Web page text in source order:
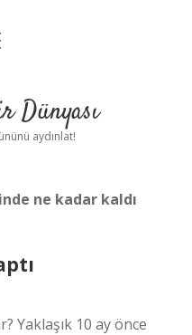
Dünyası
aydınlat!
ne kadar kaldı
Yaklaşık 10 ay önce